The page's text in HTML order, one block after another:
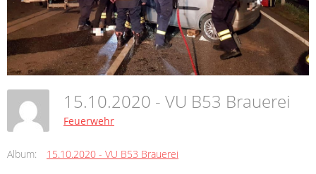
15.10.2020 - VU B53 Brauerei
Feuerwehr
Album: 15.10.2020 - VU B53 Brauerei